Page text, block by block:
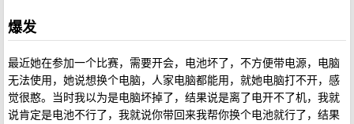
爆发
最近她在参加一个比赛，需要开会，电池坏了，不方便带电源，电脑
无法使用，她说想换个电脑，人家电脑都能用，就她电脑打不开，感
觉很憨。当时我以为是电脑坏掉了，结果说是离了电开不了机，我就
说肯定是电池不行了，我就说你带回来我帮你换个电池就行了，结果